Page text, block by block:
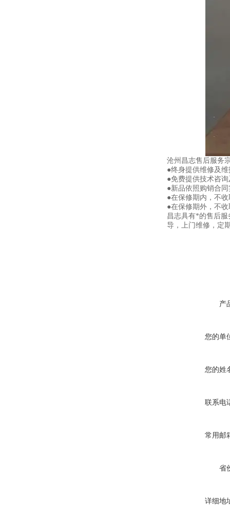
沧州昌志售后服务
●终身提供维修及
●免费提供技术咨
●新品依照购销合
●在保修期内，不
●在保修期外，不
昌志具有*的售后
导，上门维修，定
产
您的单
您的姓
联系电
常用邮
省
详细地